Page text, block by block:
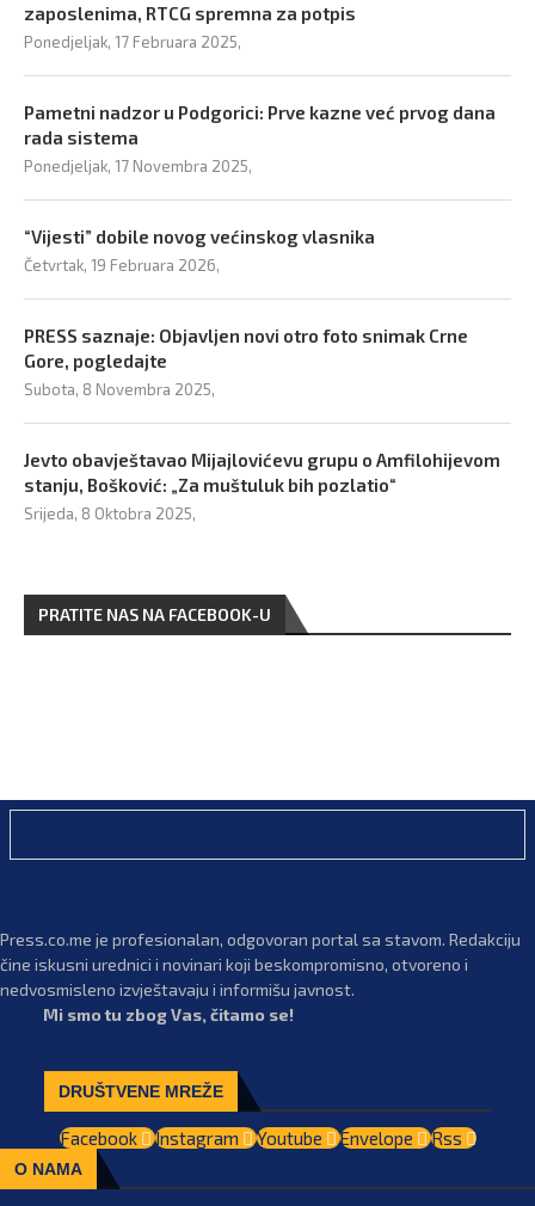
zaposlenima, RTCG spremna za potpis
Ponedjeljak, 17 Februara 2025,
Pametni nadzor u Podgorici: Prve kazne već prvog dana
rada sistema
Ponedjeljak, 17 Novembra 2025,
“Vijesti” dobile novog većinskog vlasnika
Četvrtak, 19 Februara 2026,
PRESS saznaje: Objavljen novi otro foto snimak Crne
Gore, pogledajte
Subota, 8 Novembra 2025,
Jevto obavještavao Mijajlovićevu grupu o Amfilohijevom
stanju, Bošković: „Za muštuluk bih pozlatio“
Srijeda, 8 Oktobra 2025,
PRATITE NAS NA FACEBOOK-U
Press.co.me je profesionalan, odgovoran portal sa stavom. Redakciju
čine iskusni urednici i novinari koji beskompromisno, otvoreno i
nedvosmisleno izvještavaju i informišu javnost.
Mi smo tu zbog Vas, čitamo se!
DRUŠTVENE MREŽE
Facebook Instagram Youtube Envelope Rss
O NAMA